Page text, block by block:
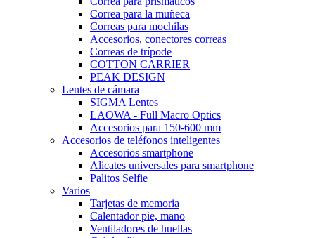
Correa para la muñeca
Correas para mochilas
Accesorios, conectores correas
Correas de trípode
COTTON CARRIER
PEAK DESIGN
Lentes de cámara
SIGMA Lentes
LAOWA - Full Macro Optics
Accesorios para 150-600 mm
Accesorios de teléfonos inteligentes
Accesorios smartphone
Alicates universales para smartphone
Palitos Selfie
Varios
Tarjetas de memoria
Calentador pie, mano
Ventiladores de huellas